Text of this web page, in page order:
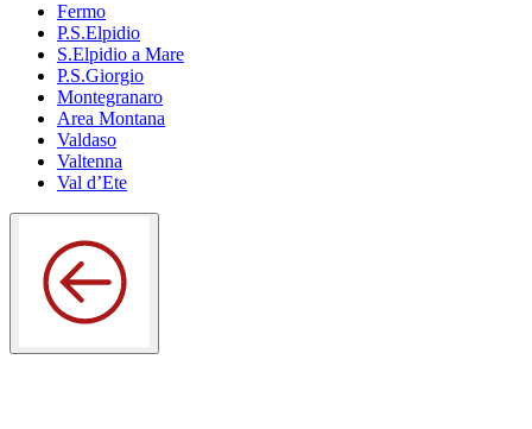
Fermo
P.S.Elpidio
S.Elpidio a Mare
P.S.Giorgio
Montegranaro
Area Montana
Valdaso
Valtenna
Val d’Ete